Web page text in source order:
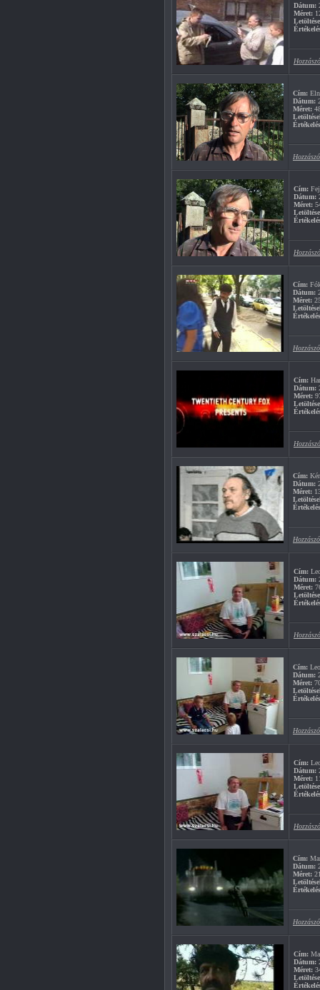
Dátum:
Méret:
Cím:
Dátum:
Méret:
Cím:
Dátum:
Méret:
Cím:
Dátum:
Méret:
Cím:
Dátum:
Méret:
Cím:
Dátum:
Méret:
Cím:
Dátum:
Méret:
Cím:
Dátum:
Méret:
Cím:
Dátum:
Méret:
Cím:
Dátum:
Méret:
Cím:
Dátum:
Méret: